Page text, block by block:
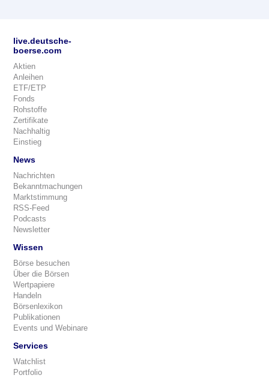
live.deutsche-
boerse.com
Aktien
Anleihen
ETF/ETP
Fonds
Rohstoffe
Zertifikate
Nachhaltig
Einstieg
News
Nachrichten
Bekanntmachungen
Marktstimmung
RSS-Feed
Podcasts
Newsletter
Wissen
Börse besuchen
Über die Börsen
Wertpapiere
Handeln
Börsenlexikon
Publikationen
Events und Webinare
Services
Watchlist
Portfolio